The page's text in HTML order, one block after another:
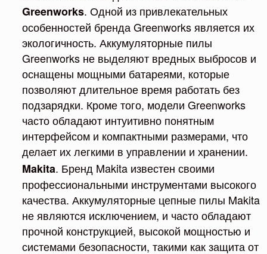
Greenworks. Одной из привлекательных
особенностей бренда Greenworks является их
экологичность. Аккумуляторные пилы
Greenworks не выделяют вредных выбросов и
оснащены мощными батареями, которые
позволяют длительное время работать без
подзарядки. Кроме того, модели Greenworks
часто обладают интуитивно понятным
интерфейсом и компактными размерами, что
делает их легкими в управлении и хранении.
Makita. Бренд Makita известен своими
профессиональными инструментами высокого
качества. Аккумуляторные цепные пилы Makita
не являются исключением, и часто обладают
прочной конструкцией, высокой мощностью и
системами безопасности, такими как защита от